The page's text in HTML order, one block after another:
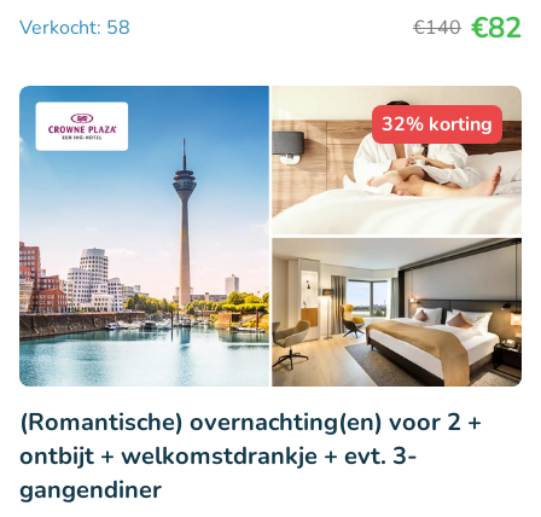
Verkocht: 58
€140 €82
32% korting
(Romantische) overnachting(en) voor 2 +
ontbijt + welkomstdrankje + evt. 3-
gangendiner